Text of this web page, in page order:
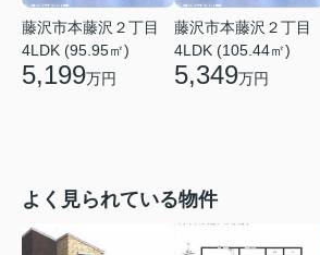
藤沢市本藤沢２丁目
4LDK (95.95㎡)
5,199万円
藤沢市本藤沢２丁目
4LDK (105.44㎡)
5,349万円
よく見られている物件